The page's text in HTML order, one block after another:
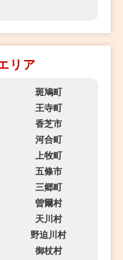
リア
斑鳩町
王寺町
香芝市
河合町
上牧町
五條市
三郷町
曽爾村
天川村
野迫川村
御杖村